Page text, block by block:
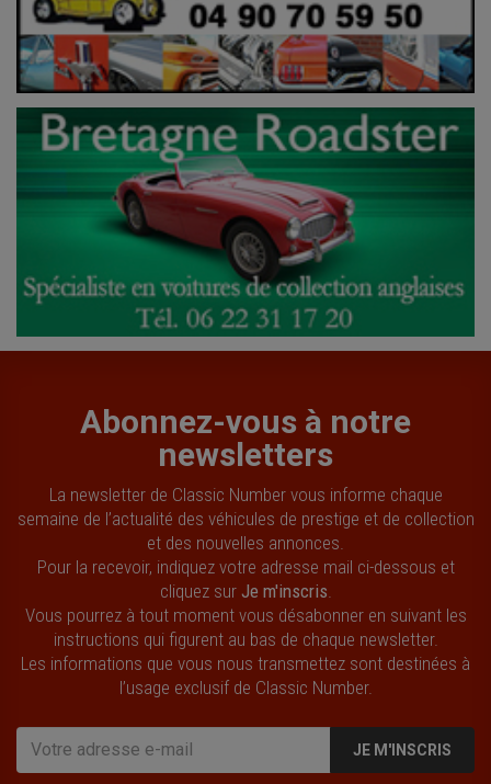
Abonnez-vous à notre
newsletters
La newsletter de Classic Number vous informe chaque
semaine de l’actualité des véhicules de prestige et de collection
et des nouvelles annonces.
Pour la recevoir, indiquez votre adresse mail ci-dessous et
cliquez sur Je m'inscris
Vous pourrez à tout moment vous désabonner en suivant les
instructions qui figurent au bas de chaque newsletter.
Les informations que vous nous transmettez sont destinées à
l’usage exclusif de Classic Number.
JE M'INSCRIS